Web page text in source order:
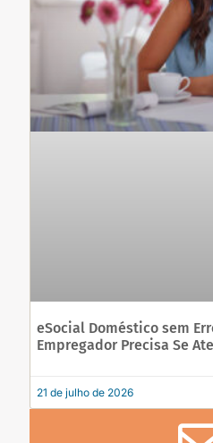
eSocial Doméstico sem
Empregador Precisa Se
21 de julho de 2026